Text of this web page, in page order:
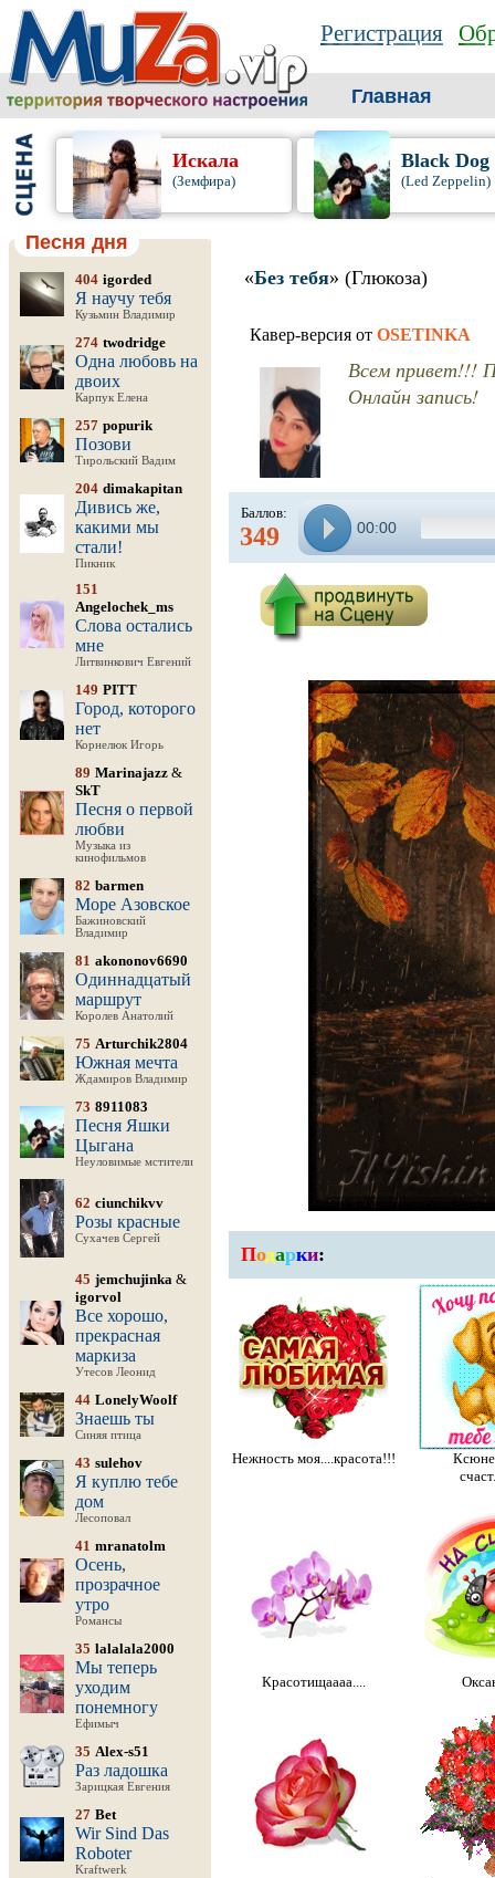
Регистрация
Главная
Искала
(Земфира)
Black Dog
(Led Zeppelin)
Песня дня
404 igorded
Я научу тебя
Кузьмин Владимир
274 twodridge
Одна любовь на
двоих
Карпук Елена
257 popurik
Позови
Тирольский Вадим
204 dimakapitan
Дивись же,
какими мы
стали!
Пикник
151
Angelochek_ms
Слова остались
мне
Литвинкович Евгений
149 PITT
Город, которого
нет
Корнелюк Игорь
89 Marinajazz &
SkT
Песня о первой
любви
Музыка из
кинофильмов
82 barmen
Море Азовское
Бажиновский
Владимир
81 akononov6690
Одиннадцатый
маршрут
Королев Анатолий
75 Arturchik2804
Южная мечта
Ждамиров Владимир
73 8911083
Песня Яшки
Цыгана
Неуловимые мстители
62 ciunchikvv
Розы красные
Сухачев Сергей
45 jemchujinka &
igorvol
Все хорошо,
прекрасная
маркиза
Утесов Леонид
44 LonelyWoolf
Знаешь ты
Синяя птица
43 sulehov
Я куплю тебе
дом
Лесоповал
41 mranatolm
Осень,
прозрачное
утро
Романсы
35 lalalala2000
Мы теперь
уходим
понемногу
Ефимыч
35 Alex-s51
Раз ладошка
Зарицкая Евгения
27 Bet
Wir Sind Das
Roboter
Kraftwerk
«Без тебя» (Глюкоза)
Кавер-версия от OSETINKA
Всем привет!!!
Онлайн запись!
Баллов:
349 00:00
Подарки:
Нежность моя....красота!!!
Красотищаааа....